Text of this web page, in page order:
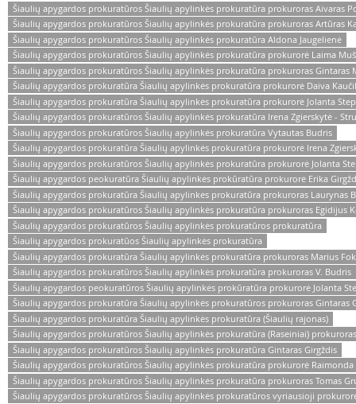
Šiaulių apygardos prokuratūros Šiaulių apylinkės prokuratūra prokuroras Aivaras
Šiaulių apygardos prokuratūros Šiaulių apylinkės prokuratūra prokuroras Artūras
Šiaulių apygardos prokuratūros Šiaulių apylinkės prokuratūra Aldona Jaugelienė
Šiaulių apygardos prokuratūros Šiaulių apylinkės prokuratūra prokurorė Laima
Šiaulių apygardos prokuratūros Šiaulių apylinkės prokuratūra prokuroras Gintaras
Šiaulių apygardos prokuratūra Šiaulių apylinkės prokuratūra prokurorė Daiva
Šiaulių apygardos prokuratūra Šiaulių apylinkės prokuratūra prokurorė Jolanta
Šiaulių apygardos prokuratūros Šiaulių apylinkės prokuratūra Irena Zgierskytė -
Šiaulių apygardos prokuratūros Šiaulių apylinkės prokuratūra Vytautas Budris
Šiaulių apygardos prokuratūra Šiaulių apylinkės prokuratūra prokurorė Irena
Šiaulių apygardos prokuratūros Šiaulių apylinkės prokuratūra prokurorė Jolanta
Šiaulių apygardos peokuratūra Šiaulių apylinkės prokūratūra prokurorė Erika
Šiaulių apygardos prokuratūra Šiaulių apylinkės prokuratūra prokuroras Laurynas
Šiaulių apygardos prokuratūros Šiaulių apylinkės prokuratūra prokuroras Egidijus
Šiaulių apygardos prokuratūros Šiaulių apylinkės prokuratūros prokuratūra
Šiaulių apygardos prokuratūos Šiaulių apylinkės prokuratūra
Šiaulių apygardos prokuratūra Šiaulių apylinkės prokuratūra prokuroras Marius
Šiaulių apygardos prokuratūros Šiaulių apylinkės prokuratūra prokuroras V. Budris
Šiaulių apygardos peokuratūros Šiaulių apylinkės prokūratūra prokurorė Jolanta
Šiaulių apygardos prokuratūra Šiaulių apylinkės prokuratūros prokuroras Gintaras
Šiaulių apygardos prokuratūra Šiaulių apylinkės prokuratūra (Šiaulių rajonas)
Šiaulių apygardos prokuratūros Šiaulių apylinkės prokuratūra (Raseiniai)
Šiaulių apygardos prokuratūros Šiaulių apylinkės prokuratūra Gintaras Girgždis
Šiaulių apygardos prokuratūros Šiaulių apylinkės prokuratūra prokurorė Raimonda
Šiaulių apygardos prokuratūros Šiaulių apylinkės prokuratūra prokuroras Tomas
Šiaulių apygardos prokuratūros Šiaulių apylinkės prokuratūros vyriausioji